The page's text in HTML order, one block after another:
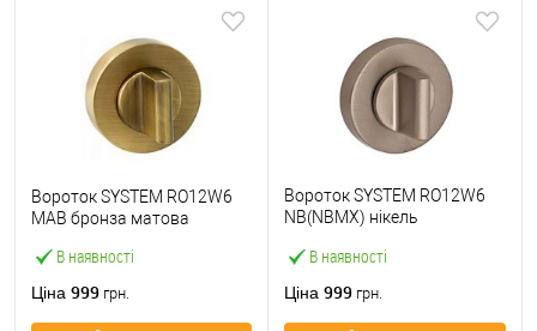
В наявності
Вороток SYSTEM RO12W6
MAB бронза матова
Ціна 999 грн.
В наявності
Вороток SYSTEM RO12W6
NB(NBMX) нікель
Ціна 999 грн.